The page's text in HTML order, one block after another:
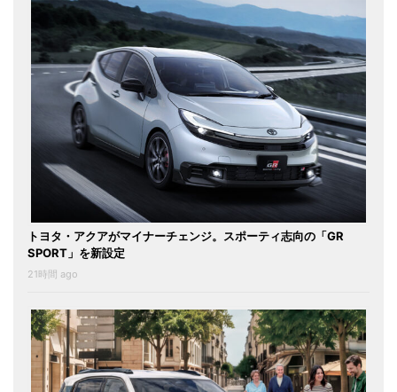
トヨタ・アクアがマイナーチェンジ。スポーティ志向の「GR
SPORT」を新設定
21時間 ago